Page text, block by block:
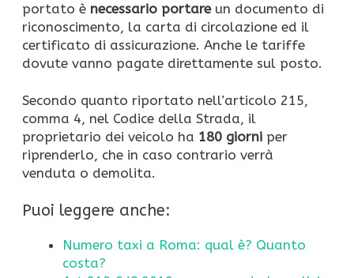
portato è necessario portareun documento di
riconoscimento, la carta di circolazione ed il
certificato di assicurazione. Anche le tariffe
dovute vanno pagate direttamente sul posto.
Secondo quanto riportato nell’articolo 215,
comma 4, nel Codice della Strada, il
proprietario dei veicolo ha 180 giorni per
riprenderlo, che in caso contrario verrà
venduta o demolita.
Puoi leggere anche:
Numero taxi a Roma: qual è? Quanto
costa?